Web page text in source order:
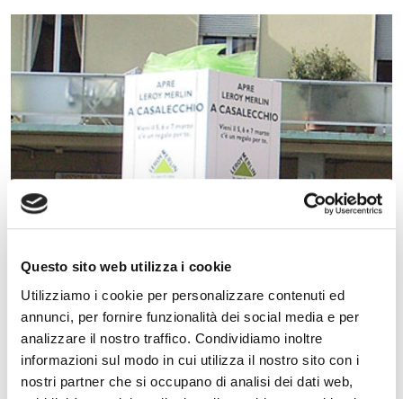
Questo sito web utilizza i cookie
Utilizziamo i cookie per personalizzare contenuti ed
annunci, per fornire funzionalità dei social media e per
analizzare il nostro traffico. Condividiamo inoltre
informazioni sul modo in cui utilizza il nostro sito con i
nostri partner che si occupano di analisi dei dati web,